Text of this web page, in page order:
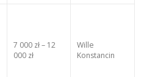
7 000 zł – 12
000 zł
Wille
Konstancin